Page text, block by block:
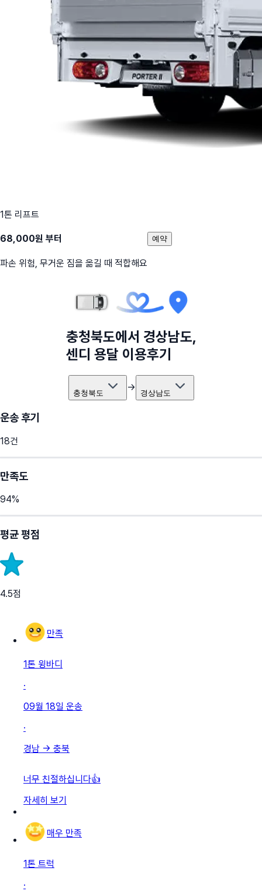
1톤 리프트
68,000원 부터
파손 위험, 무거운 짐을 옮길 때 적합해요
예약
충청북도에서 경상남도,
센디 용달 이용후기
충청북도 → 경상남도
운송 후기
18건
만족도
94%
평균 평점
4.5점
만족
1톤 윙바디
·
09월 18일 운송
·
경남 → 충북
너무 친절하십니다👍
자세히 보기
매우 만족
1톤 트럭
·